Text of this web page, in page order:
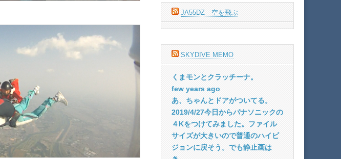
JA55DZ 空を飛ぶ
SKYDIVE MEMO
くまモンとクラッチーナ。
few years ago
あ、ちゃんとドアがついてる。
2019/4/27今日からパナソニックの
４Kをつけてみました。ファイル
サイズが大きいので普通のハイビ
ジョンに戻そう。でも静止画は